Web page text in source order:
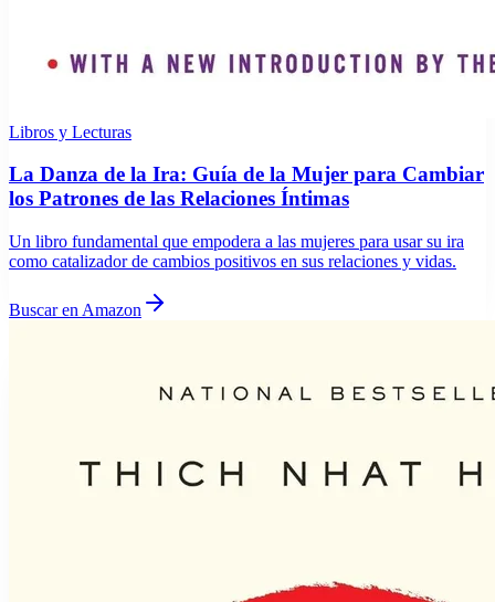
Libros y Lecturas
La Danza de la Ira: Guía de la Mujer para Cambiar
los Patrones de las Relaciones Íntimas
Un libro fundamental que empodera a las mujeres para usar su ira
como catalizador de cambios positivos en sus relaciones y vidas.
Buscar en Amazon